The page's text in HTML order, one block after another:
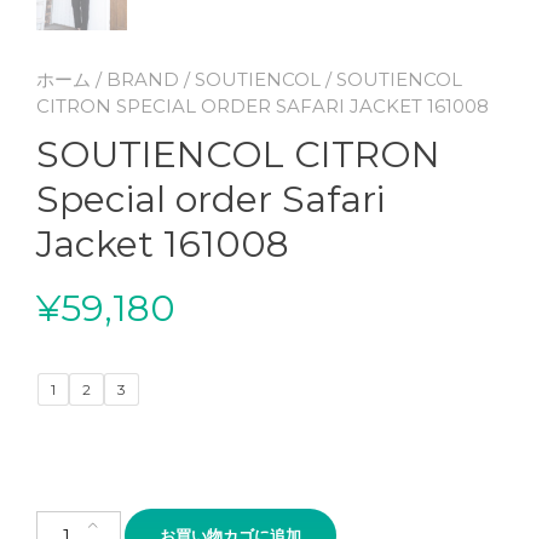
ホーム / BRAND / SOUTIENCOL / SOUTIENCOL
CITRON SPECIAL ORDER SAFARI JACKET 161008
SOUTIENCOL CITRON
Special order Safari
Jacket 161008
¥59,180
1 2 3
SOUTIENCOL CITRON Special order Safari Jacket 161008個